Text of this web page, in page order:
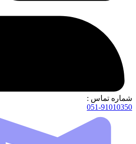
شماره تماس :
051-91010350